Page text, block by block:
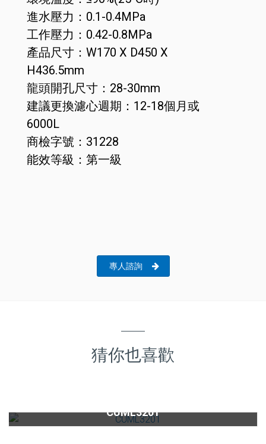
進水壓力：0.1-0.4MPa
工作壓力：0.42-0.8MPa
產品尺寸：W170 X D450 X
H436.5mm
龍頭開孔尺寸：28-30mm
建議更換濾心週期：12-18個月或
6000L
商檢字號：31228
能效等級：第一級
專人諮詢
猜你也喜歡
CUML3201